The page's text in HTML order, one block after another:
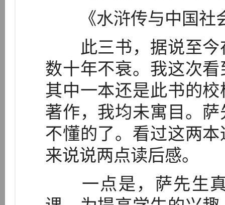
《水浒传与中国社
此三书，据说至今
数十年不衰。我这次
其中一本还是此书的
著作，我均未寓目。
不懂的了。看过这两
来说说两点读后感。
一点是，萨先生真